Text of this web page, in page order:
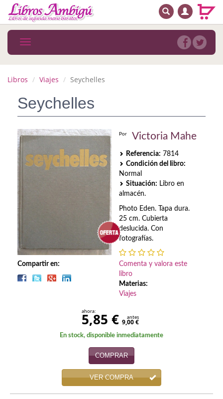
MENÚ PRINCIPAL
Novedades
MATERIAS
Astrología. Ocultismo
Autoayuda. Conocimiento personal
Autoayuda. Crecimiento personal
Biografía
Biografías
Ciencia ficción
Cine
BUSCAR
Toggle
navigation
Libros Viajes Seychelles
Seychelles
Compartir en:
Por Victoria Mahe
Referencia: 7814
Condición del libro:
Normal
Situación: Libro en
almacén.
Photo Eden. Tapa dura.
25 cm. Cubierta
deslucida. Con
fotografías.
Comenta y valora este
libro
Materias:
Viajes
ahora:
5,85 € antes
9,00 €
En stock, disponible inmediatamente
COMPRAR
VER COMPRA